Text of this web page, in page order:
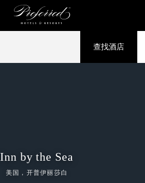
查找酒店
Inn by the Sea
美国，开普伊丽莎白